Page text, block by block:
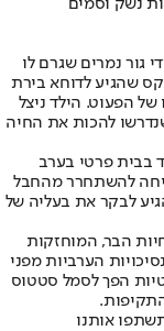
הותקף על ידי גור נמרים שגרם לו
שהגיע לדוחא בירת
של הפעוט. הילד ניצל
להכות את החיה
בבית פרטי בערב
להשתחרר מהחבל
לבקר את בעליה של
הבר, המוחזקות
הערביות מפני
הפך לסמל סטטוס
אותנו